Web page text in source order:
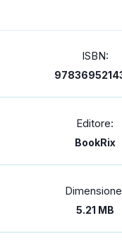
ISBN:
Editore:
BookRix
5.21 MB